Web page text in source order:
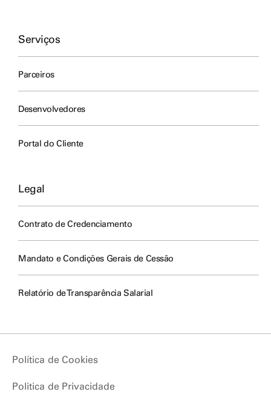
Serviços
Parceiros
Desenvolvedores
Portal do Cliente
Legal
Contrato de Credenciamento
Mandato e Condições Gerais de Cessão
Relatório de Transparência Salarial
Política de Cookies
Politica de Privacidade